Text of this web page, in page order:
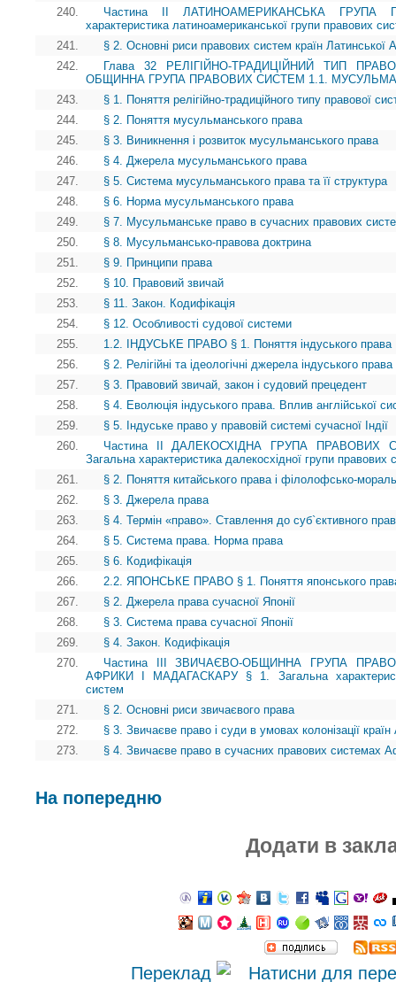
240.
Частина II ЛАТИНОАМЕРИКАНСЬКА ГРУПА
характеристика латиноамериканської групи правових
241.
§ 2. Основні риси правових систем країн Латинської
242.
Глава 32 РЕЛІГІЙНО-ТРАДИЦІЙНИЙ ТИП
ОБЩИННА ГРУПА ПРАВОВИХ СИСТЕМ 1.1.
243.
§ 1. Поняття релігійно-традиційного типу правової
244.
§ 2. Поняття мусульманського права
245.
§ 3. Виникнення і розвиток мусульманського права
246.
§ 4. Джерела мусульманського права
247.
§ 5. Система мусульманського права та її структура
248.
§ 6. Норма мусульманського права
249.
§ 7. Мусульманське право в сучасних правових
250.
§ 8. Мусульмансько-правова доктрина
251.
§ 9. Принципи права
252.
§ 10. Правовий звичай
253.
§ 11. Закон. Кодифікація
254.
§ 12. Особливості судової системи
255.
1.2. ІНДУСЬКЕ ПРАВО § 1. Поняття індуського права
256.
§ 2. Релігійні та ідеологічні джерела індуського права
257.
§ 3. Правовий звичай, закон і судовий прецедент
258.
§ 4. Еволюція індуського права. Вплив англійської
259.
§ 5. Індуське право у правовій системі сучасної Індії
260.
Частина II ДАЛЕКОСХІДНА ГРУПА
Загальна характеристика далекосхідної групи правових
261.
§ 2. Поняття китайського права і філолофсько-
262.
§ 3. Джерела права
263.
§ 4. Термін «право». Ставлення до суб`єктивного
264.
§ 5. Система права. Норма права
265.
§ 6. Кодифікація
266.
2.2. ЯПОНСЬКЕ ПРАВО § 1. Поняття японського права
267.
§ 2. Джерела права сучасної Японії
268.
§ 3. Система права сучасної Японії
269.
§ 4. Закон. Кодифікація
270.
Частина III ЗВИЧАЄВО-ОБЩИННА ГРУПА
АФРИКИ І МАДАГАСКАРУ § 1. Загальна
систем
271.
§ 2. Основні риси звичаєвого права
272.
§ 3. Звичаєве право і суди в умовах колонізації
273.
§ 4. Звичаєве право в сучасних правових системах
На попередню
Додати в
Переклад